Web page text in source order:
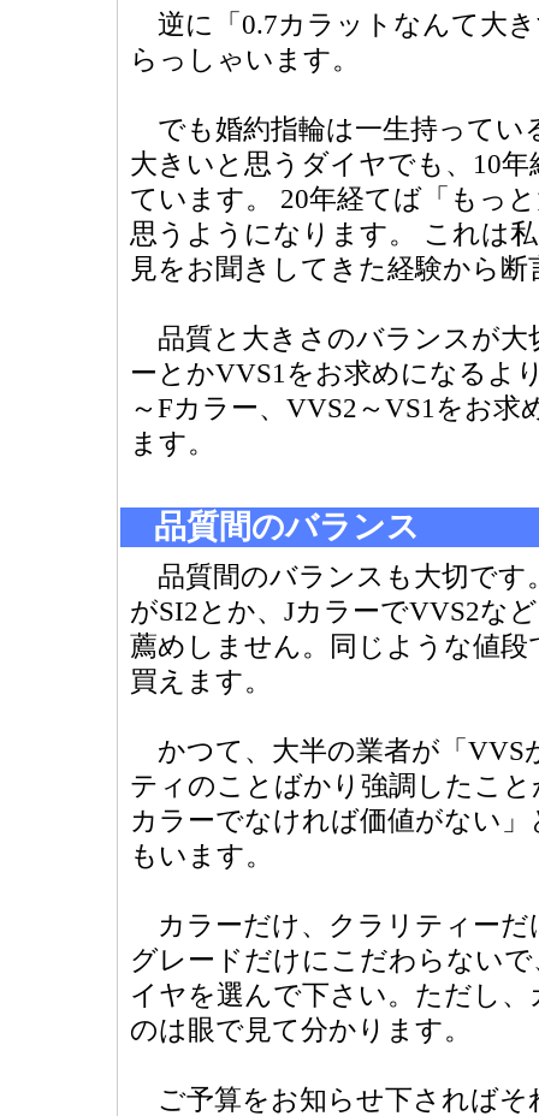
逆に「0.7カラットなんて大
らっしゃいます。
でも婚約指輪は一生持ってい
大きいと思うダイヤでも、10
ています。 20年経てば「もっ
思うようになります。 これは
見をお聞きしてきた経験から断
品質と大きさのバランスが大
ーとかVVS1をお求めになるよ
～Fカラー、VVS2～VS1をお
ます。
品質間のバランス
品質間のバランスも大切です
がSI2とか、JカラーでVVS2な
薦めしません。同じような値段
買えます。
かつて、大半の業者が「VVS
ティのことばかり強調したこ
カラーでなければ価値がない
もいます。
カラーだけ、クラリティーだ
グレードだけにこだわらない
イヤを選んで下さい。ただし
のは眼で見て分かります。
ご予算をお知らせ下さればそ